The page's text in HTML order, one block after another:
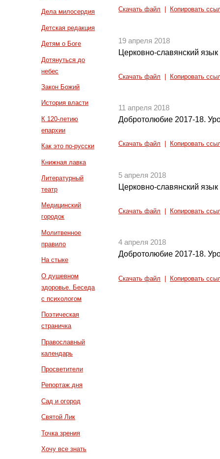
Дела милосердия
Детская редакция
Детям о Боге
Дотянуться до
небес
Закон Божий
История власти
К 120-летию
епархии
Как это по-русски
Книжная лавка
Литературный
театр
Медицинский
городок
Молитвенное
правило
На стыке
О душевном
здоровье. Беседа
с психологом
Поэтическая
страничка
Православный
календарь
Просветители
Репортаж дня
Сад и огород
Святой Лик
Точка зрения
Хочу все знать
Скачать файл Копировать
19 апреля 2018
Церковно-славянский
Скачать файл Копировать
11 апреля 2018
Добротолюбие 2017-18.
Скачать файл Копировать
5 апреля 2018
Церковно-славянский
Скачать файл Копировать
4 апреля 2018
Добротолюбие 2017-18.
Скачать файл Копировать